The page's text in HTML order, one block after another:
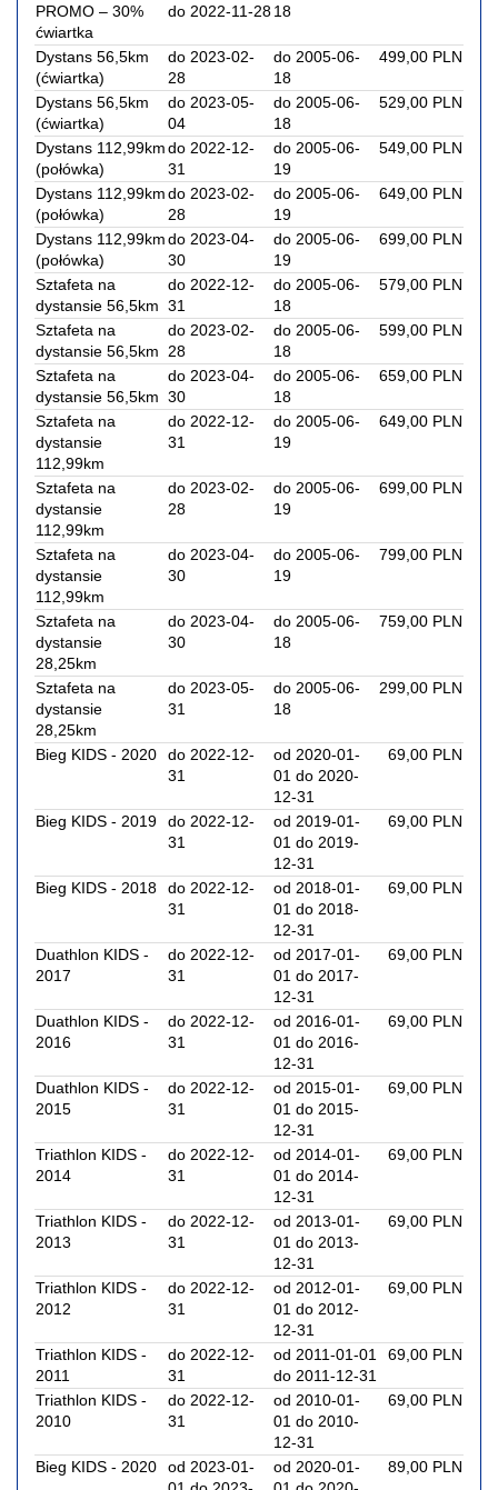
PROMO – 30%
ćwiartka
do 2022-11-2818
Dystans 56,5km
(ćwiartka)
do 2023-02-
28
do 2005-06-
18
499,00 PLN
Dystans 56,5km
(ćwiartka)
do 2023-05-
04
do 2005-06-
18
529,00 PLN
Dystans 112,99km
(połówka)
do 2022-12-
31
do 2005-06-
19
549,00 PLN
Dystans 112,99km
(połówka)
do 2023-02-
28
do 2005-06-
19
649,00 PLN
Dystans 112,99km
(połówka)
do 2023-04-
30
do 2005-06-
19
699,00 PLN
Sztafeta na
dystansie 56,5km
do 2022-12-
31
do 2005-06-
18
579,00 PLN
Sztafeta na
dystansie 56,5km
do 2023-02-
28
do 2005-06-
18
599,00 PLN
Sztafeta na
dystansie 56,5km
do 2023-04-
30
do 2005-06-
18
659,00 PLN
Sztafeta na
dystansie
112,99km
do 2022-12-
31
do 2005-06-
19
649,00 PLN
Sztafeta na
dystansie
112,99km
do 2023-02-
28
do 2005-06-
19
699,00 PLN
Sztafeta na
dystansie
112,99km
do 2023-04-
30
do 2005-06-
19
799,00 PLN
Sztafeta na
dystansie
28,25km
do 2023-04-
30
do 2005-06-
18
759,00 PLN
Sztafeta na
dystansie
28,25km
do 2023-05-
31
do 2005-06-
18
299,00 PLN
Bieg KIDS - 2020
do 2022-12-
31
od 2020-01-
01 do 2020-
12-31
69,00 PLN
Bieg KIDS - 2019
do 2022-12-
31
od 2019-01-
01 do 2019-
12-31
69,00 PLN
Bieg KIDS - 2018
do 2022-12-
31
od 2018-01-
01 do 2018-
12-31
69,00 PLN
Duathlon KIDS -
2017
do 2022-12-
31
od 2017-01-
01 do 2017-
12-31
69,00 PLN
Duathlon KIDS -
2016
do 2022-12-
31
od 2016-01-
01 do 2016-
12-31
69,00 PLN
Duathlon KIDS -
2015
do 2022-12-
31
od 2015-01-
01 do 2015-
12-31
69,00 PLN
Triathlon KIDS -
2014
do 2022-12-
31
od 2014-01-
01 do 2014-
12-31
69,00 PLN
Triathlon KIDS -
2013
do 2022-12-
31
od 2013-01-
01 do 2013-
12-31
69,00 PLN
Triathlon KIDS -
2012
do 2022-12-
31
od 2012-01-
01 do 2012-
12-31
69,00 PLN
Triathlon KIDS -
2011
do 2022-12-
31
od 2011-01-01
do 2011-12-31
69,00 PLN
Triathlon KIDS -
2010
do 2022-12-
31
od 2010-01-
01 do 2010-
12-31
69,00 PLN
Bieg KIDS - 2020
od 2023-01-
od 2020-01-
89,00 PLN